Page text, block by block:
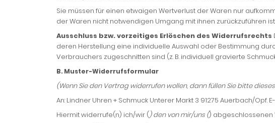
Sie müssen für einen etwaigen Wertverlust der Waren nur
der Waren nicht notwendigen Umgang mit ihnen zurückzuführen ist.
Ausschluss bzw. vorzeitiges Erlöschen des Widerrufsrechts
deren Herstellung eine individuelle Auswahl oder Bestimmung
Verbrauchers zugeschnitten sind (z. B. individuell gravierte
B. Muster-Widerrufsformular
(Wenn Sie den Vertrag widerrufen wollen, dann füllen Sie bitte
An: Lindner Uhren + Schmuck Unterer Markt 3 91275 Auerbach/Opf.
Hiermit widerrufe(n) ich/wir () den von mir/uns () abgeschlossenen